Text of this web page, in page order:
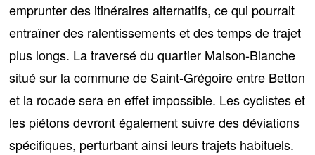
emprunter des itinéraires alternatifs, ce qui pourrait
entraînerdes ralentissements et des temps de trajet
plus longs. La traversé du quartier Maison-Blanche
situé sur la commune de Saint-Grégoire entre Betton
et la rocade sera en effet impossible. Les cyclistes et
les piétons devront également suivre des déviations
spécifiques, perturbant ainsi leurs trajets habituels.